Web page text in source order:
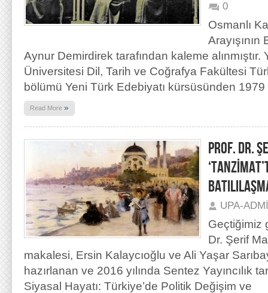
0
Osmanlı
Aynur Demirdirek tarafından kaleme
Üniversitesi Dil, Tarih ve Coğrafya Fakültesi
bölümü Yeni Türk Edebiyatı kürsüsünden 1979
Read More »
PROF. DR.
UPA-
Geçtiğimiz
Dr. Şerif
makalesi, Ersin Kalaycıoğlu ve Ali Yaşar
hazırlanan ve 2016 yılında Sentez Yayıncılık
Siyasal Hayatı: Türkiye’de Politik Değişim ve